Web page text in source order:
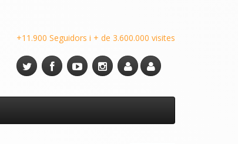
+11.900 Seguidors i + de 3.600.000 visites